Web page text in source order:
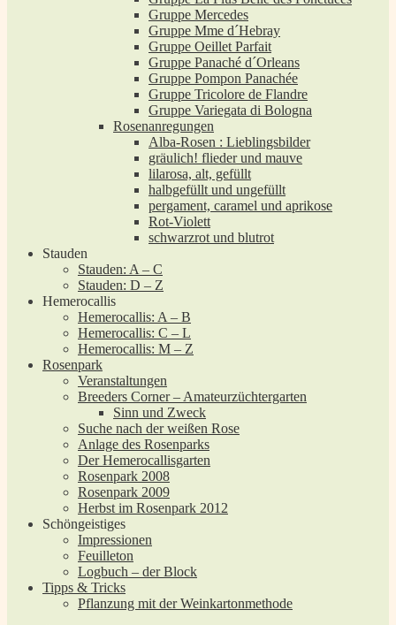
Gruppe Mercedes
Gruppe Mme d´Hebray
Gruppe Oeillet Parfait
Gruppe Panaché d´Orleans
Gruppe Pompon Panachée
Gruppe Tricolore de Flandre
Gruppe Variegata di Bologna
Rosenanregungen
Alba-Rosen : Lieblingsbilder
gräulich! flieder und mauve
lilarosa, alt, gefüllt
halbgefüllt und ungefüllt
pergament, caramel und aprikose
Rot-Violett
schwarzrot und blutrot
Stauden
Stauden: A – C
Stauden: D – Z
Hemerocallis
Hemerocallis: A – B
Hemerocallis: C – L
Hemerocallis: M – Z
Rosenpark
Veranstaltungen
Breeders Corner – Amateurzüchtergarten
Sinn und Zweck
Suche nach der weißen Rose
Anlage des Rosenparks
Der Hemerocallisgarten
Rosenpark 2008
Rosenpark 2009
Herbst im Rosenpark 2012
Schöngeistiges
Impressionen
Feuilleton
Logbuch – der Block
Tipps & Tricks
Pflanzung mit der Weinkartonmethode